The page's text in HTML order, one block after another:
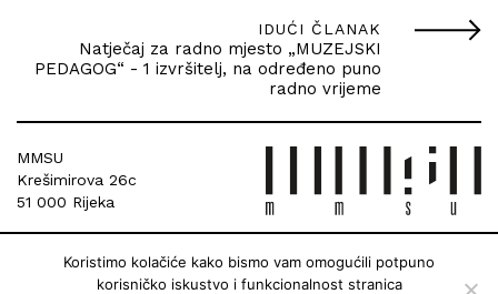
IDUĆI ČLANAK
Natječaj za radno mjesto „MUZEJSKI
PEDAGOG“ - 1 izvršitelj, na određeno puno
radno vrijeme
MMSU
Krešimirova 26c
51 000 Rijeka
Koristimo kolačiće kako bismo vam omogućili potpuno
korisničko iskustvo i funkcionalnost stranica